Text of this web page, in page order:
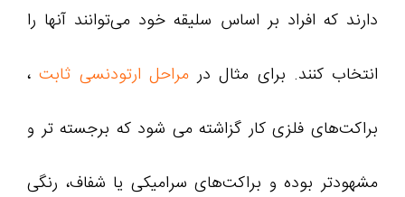
دارند که افراد بر اساس سلیقه‌ خود می‌توانند آنها را
انتخاب کنند. برای مثال درمراحل ارتودنسی ثابت،
براکت‌های فلزی کار گزاشته می شود که برجسته‌ تر و
مشهودتر بوده و براکت‌های سرامیکی یا شفاف، رنگی